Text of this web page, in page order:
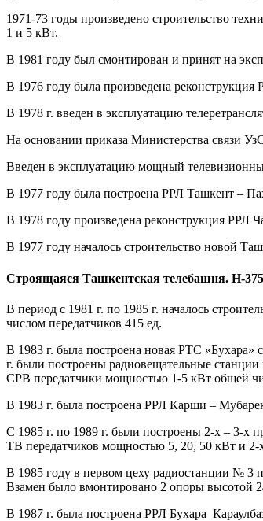
1971-73 годы произведено строительство
1 и 5 кВт.
В 1981 году был смонтирован и принят на
В 1976 году была произведена
В 1978 г. введен в эксплуатацию
На основании приказа Министерства связи
Введен в эксплуатацию мощный
В 1977 году была построена РРЛ Ташкент –
В 1978 году произведена реконструкция РРЛ
В 1977 году началось строительство новой
Строящаяся Ташкентская телебашня. Н-
В период с 1981 г. по 1985 г. началось
числом передатчиков 415 ед.
В 1983 г. была построена новая РТС
г. были построены радиовещательные
СРВ передатчики мощностью 1-5 кВт общей
В 1983 г. была построена РРЛ Карши –
С 1985 г. по 1989 г. были построены 2-х – 3-х
ТВ передатчиков мощностью 5, 20, 50 кВт и
В 1985 году в первом цеху радиостанции № 3
Взамен было вмонтировано 2 опоры высотой
В 1987 г. была построена РРЛ